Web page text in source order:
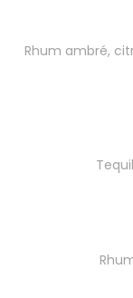
Rhum ambré,